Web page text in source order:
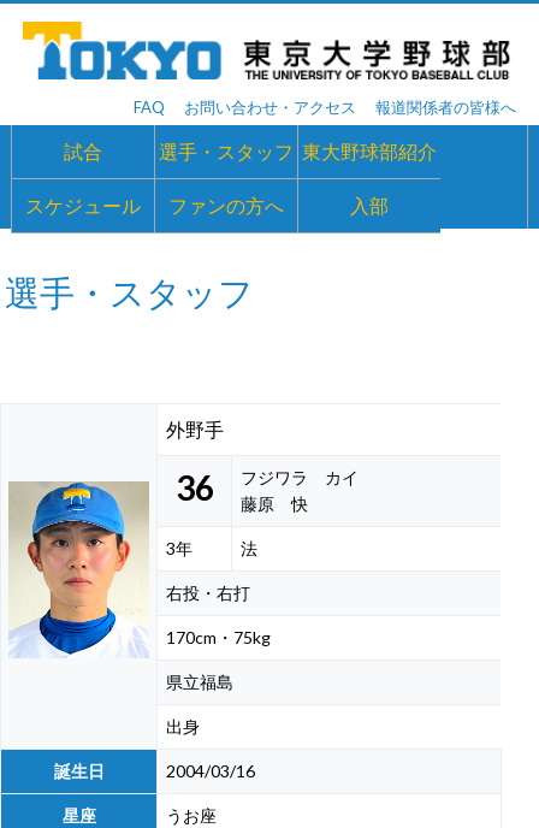
FAQ お問い合わせ・アクセス 報道関係者の皆様へ
試合 選手・スタッフ 東大野球部紹介
スケジュール ファンの方へ 入部
選手・スタッフ
外野手
36
フジワラ カイ
藤原 快
3年 法
右投・右打
170cm・75kg
県立福島
出身
誕生日 2004/03/16
星座 うお座